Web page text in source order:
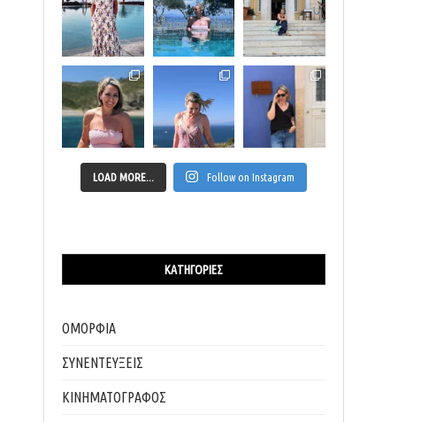
LOAD MORE... Follow on Instagram
ΚΑΤΗΓΟΡΊΕΣ
ΟΜΟΡΦΙΑ
ΣΥΝΕΝΤΕΥΞΕΙΣ
ΚΙΝΗΜΑΤΟΓΡΑΦΟΣ